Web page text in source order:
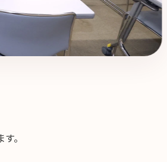
。